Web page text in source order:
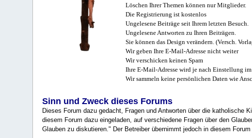
Löschen Ihrer Themen können nur Mitglieder.
Die Registrierung ist kostenlos
Ungelesene Beiträge seit Ihrem letzten Besuch.
Ungelesene Antworten zu Ihren Beiträgen.
Sie können das Design verändern. (Versch.
Wir geben Ihre E-Mail-Adresse nicht weiter
Wir verschicken keinen Spam
Ihre E-Mail-Adresse wird je nach Einstellung
Wir sammeln keine persönlichen Daten wie
Sinn und Zweck dieses Forums
Dieses Forum dazu gedacht, Fragen und Antworten über die katholische
diesem Forum dazu eingeladen, auf verschiedene Fragen über den
Glauben zu diskutieren." Der Betreiber übernimmt jedoch in diesem